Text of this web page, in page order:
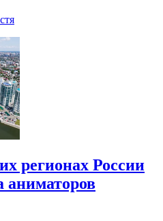
регионах России
аниматоров